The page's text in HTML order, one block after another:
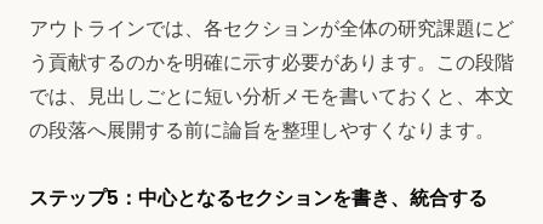
アウトラインでは、各セクションが全体の研究課題にど
う貢献するのかを明確に示す必要があります。この段階
では、見出しごとに短い分析メモを書いておくと、本文
の段落へ展開する前に論旨を整理しやすくなります。
ステップ5：中心となるセクションを書き、統合する